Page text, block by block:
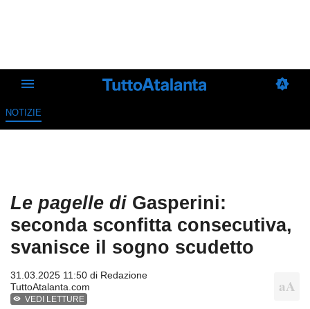
NOTIZIE
Le pagelle di Gasperini:
seconda sconfitta consecutiva,
svanisce il sogno scudetto
31.03.2025 11:50 di Redazione
TuttoAtalanta.com
VEDI LETTURE